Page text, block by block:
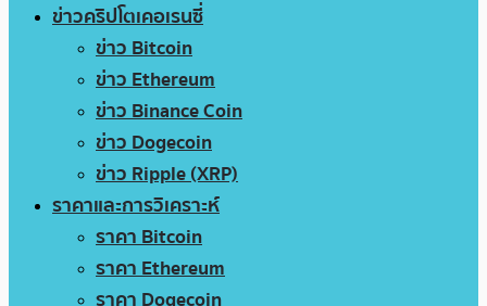
ข่าวคริปโตเคอเรนซี่
ข่าว Bitcoin
ข่าว Ethereum
ข่าว Binance Coin
ข่าว Dogecoin
ข่าว Ripple (XRP)
ราคาและการวิเคราะห์
ราคา Bitcoin
ราคา Ethereum